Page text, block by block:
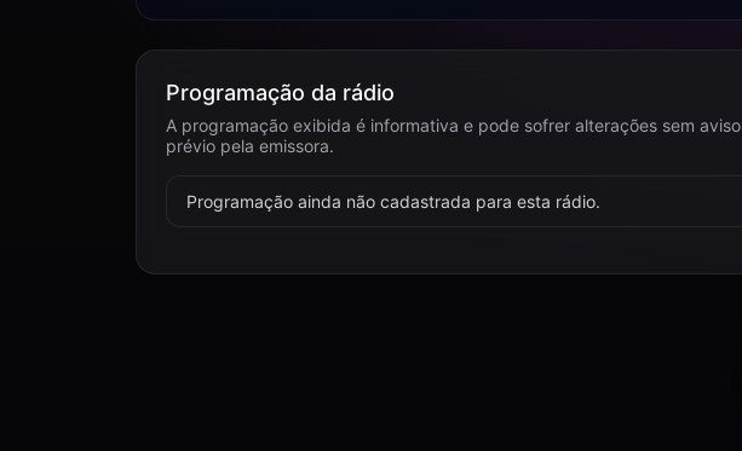
Programação da rádio
A programação exibida é informativa e pode sofrer alterações sem aviso
prévio pela emissora.
Programação ainda não cadastrada para esta rádio.